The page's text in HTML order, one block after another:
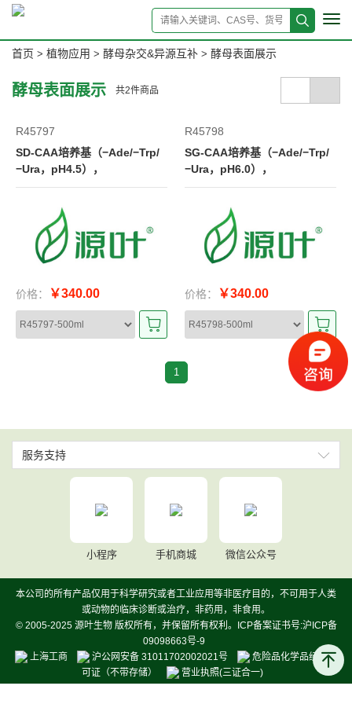
首页 > 植物应用 > 酵母杂交&异源互补 > 酵母表面展示
酵母表面展示 共2件商品
R45797
SD-CAA培养基（−Ade/−Trp/
−Ura，pH4.5），
价格： ￥340.00
R45798
SG-CAA培养基（−Ade/−Trp/
−Ura，pH6.0），
价格： ￥340.00
1
服务支持
小程序 手机商城 微信公众号
本公司的所有产品仅用于科学研究或者工业应用等非医疗目的，不可用于人类
或动物的临床诊断或治疗，非药用，非食用。
© 2005-2025 源叶生物 版权所有，并保留所有权利。ICP备案证书号:沪ICP备
09098663号-9
上海工商
沪公网安备 31011702002021号
危险品化学品经营许
可证（不带存储）
营业执照(三证合一)